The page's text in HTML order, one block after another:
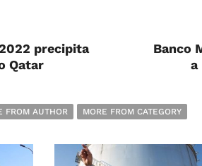
precipita
Qatar
Banco
a
FROM AUTHOR MORE FROM CATEGORY